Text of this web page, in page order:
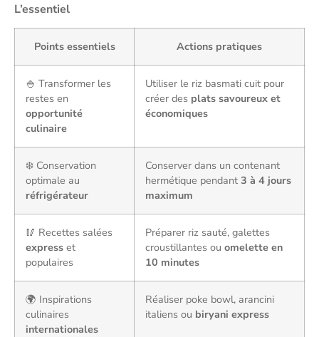
L’essentiel
Points essentiels Actions pratiques
🍚 Transformer les
restes en
opportunité
culinaire
Utiliser le riz basmati cuit pour
créer des plats savoureux et
économiques
❄️ Conservation
optimale au
réfrigérateur
Conserver dans un contenant
hermétique pendant 3 à 4 jours
maximum
🥢 Recettes salées
express et
populaires
Préparer riz sauté, galettes
croustillantes ou omelette en
10 minutes
🌍 Inspirations
culinaires
internationales
Réaliser poke bowl, arancini
italiens ou biryani express